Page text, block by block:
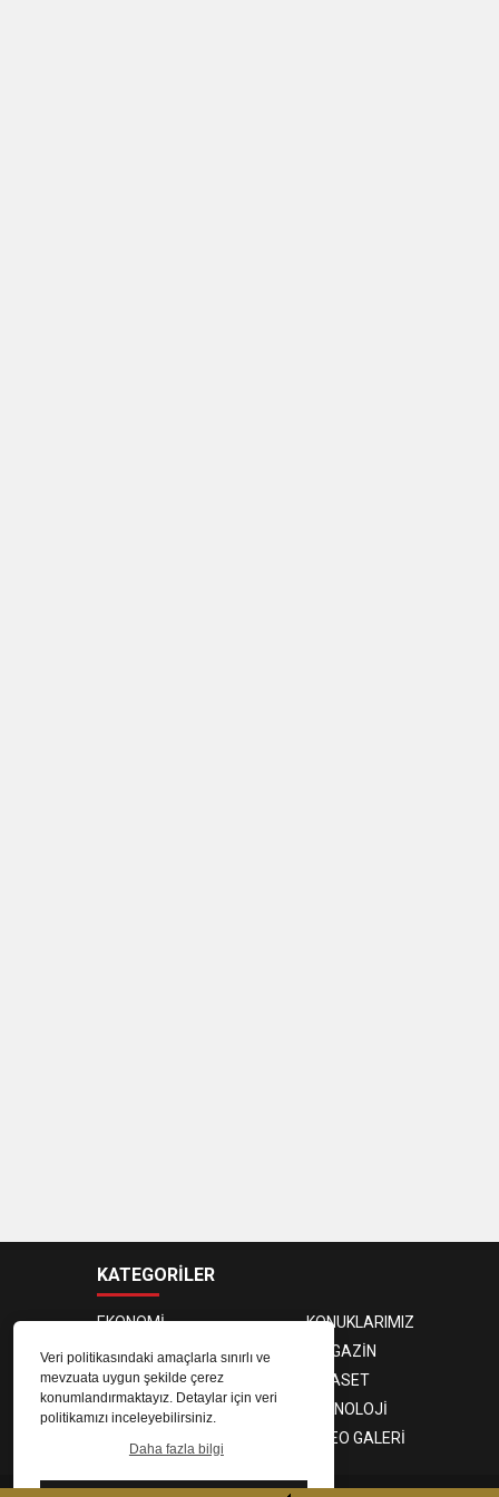
Veri politikasındaki amaçlarla sınırlı ve
mevzuata uygun şekilde çerez
konumlandırmaktayız. Detaylar için veri
politikamızı inceleyebilirsiniz.
Daha fazla bilgi
KATEGORİLER
EKONOMİ
KONUKLARIMIZ
PROGRAMCILAR
MAGAZİN
SAĞLIK
SİYASET
SPOR
TEKNOLOJİ
VIDEO GALERİ